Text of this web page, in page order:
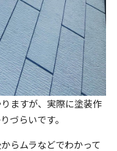
ますが、実際に塗装作
づらいです。
らムラなどでわかって